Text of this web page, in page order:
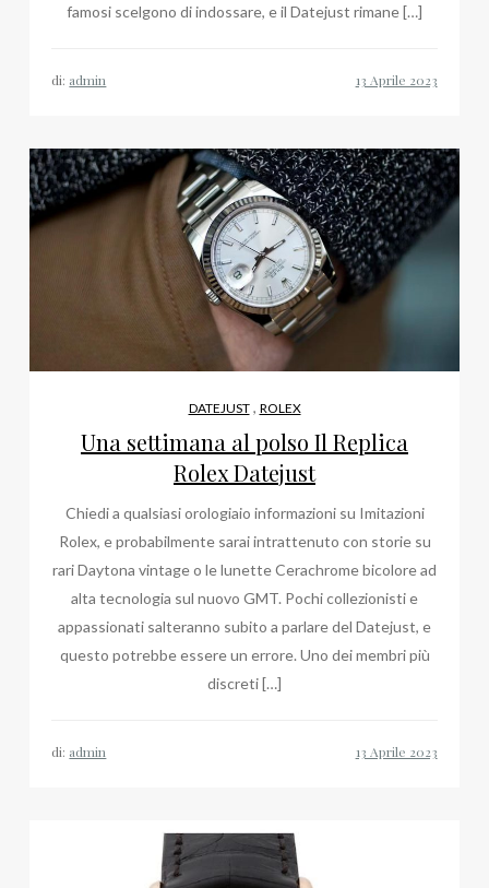
famosi scelgono di indossare, e il Datejust rimane […]
di: admin
DATEJUST, ROLEX
Una settimana al polso Il Replica
Rolex Datejust
Chiedi a qualsiasi orologiaio informazioni su Imitazioni
Rolex, e probabilmente sarai intrattenuto con storie su
rari Daytona vintage o le lunette Cerachrome bicolore ad
alta tecnologia sul nuovo GMT. Pochi collezionisti e
appassionati salteranno subito a parlare del Datejust, e
questo potrebbe essere un errore. Uno dei membri più
discreti […]
di: admin